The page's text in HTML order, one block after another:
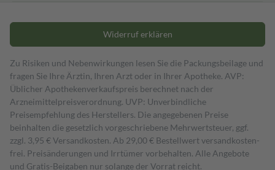
Widerruf erklären
Zu Risiken und Nebenwirkungen lesen Sie die Packungsbeilage und
fragen Sie Ihre Ärztin, Ihren Arzt oder in Ihrer Apotheke. AVP:
Üblicher Apothekenverkaufspreis berechnet nach der
Arzneimittelpreisverordnung. UVP: Unverbindliche
Preisempfehlung des Herstellers. Die angegebenen Preise
beinhalten die gesetzlich vorgeschriebene Mehrwertsteuer, ggf.
zzgl. 3,95 € Versandkosten. Ab 29,00 € Bestell­wert versand­kosten­
frei. Preisänderungen und Irrtümer vorbehalten. Alle Angebote
und Gratis-Beigaben nur solange der Vorrat reicht.